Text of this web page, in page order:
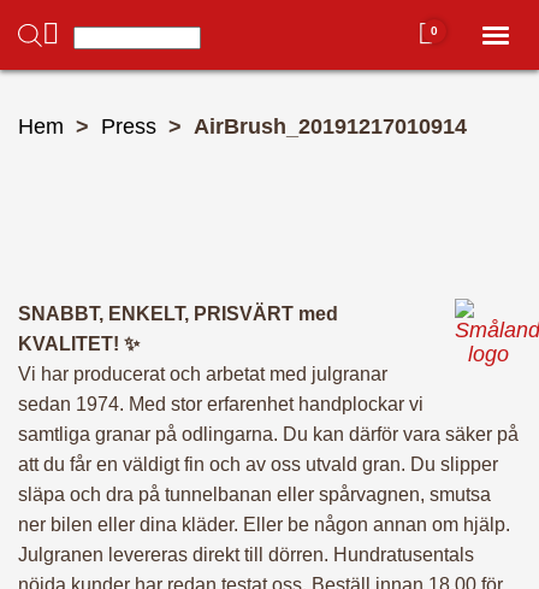
0
Toggle
Hem
Hela butiken ➜
– Alla julgranar 🌲
– Julgransfötter
– Julpynt
Hem > Press > AirBrush_20191217010914
SNABBT, ENKELT, PRISVÄRT med
KVALITET! ✨
Vi har producerat och arbetat med julgranar
sedan 1974. Med stor erfarenhet handplockar vi
samtliga granar på odlingarna. Du kan därför vara säker på
att du får en väldigt fin och av oss utvald gran. Du slipper
släpa och dra på tunnelbanan eller spårvagnen, smutsa
ner bilen eller dina kläder. Eller be någon annan om hjälp.
Julgranen levereras direkt till dörren. Hundratusentals
nöjda kunder har redan testat oss. Beställ innan 18.00 för